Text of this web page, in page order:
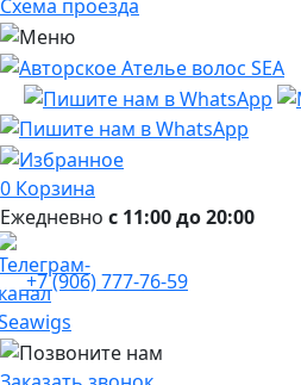
Схема проезда
0 Корзина
Ежедневно с 11:00 до 20:00
+7 (906) 777-76-59